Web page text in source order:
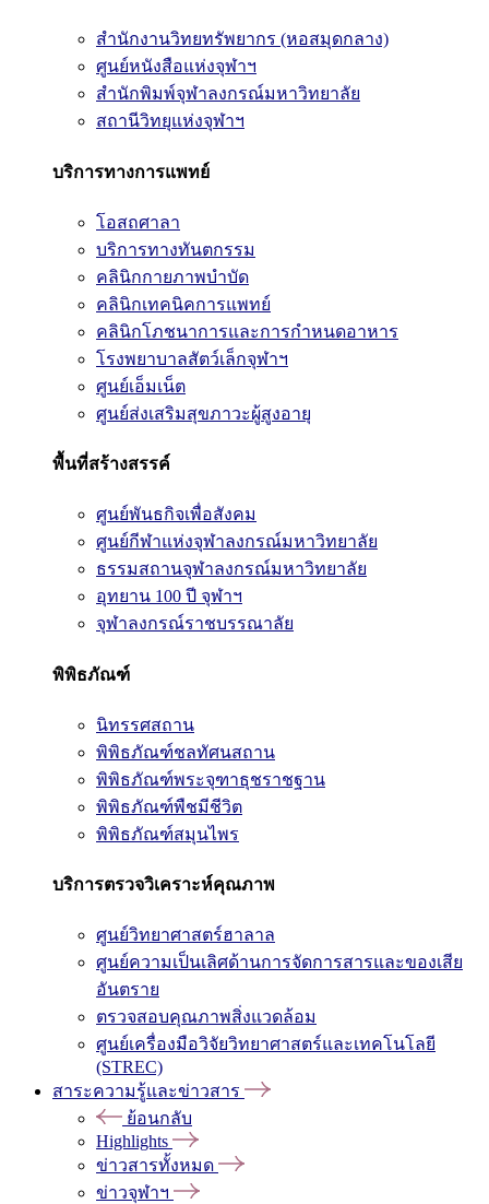
สำนักงานวิทยทรัพยากร (หอสมุดกลาง)
ศูนย์หนังสือแห่งจุฬาฯ
สำนักพิมพ์จุฬาลงกรณ์มหาวิทยาลัย
สถานีวิทยุแห่งจุฬาฯ
บริการทางการแพทย์
โอสถศาลา
บริการทางทันตกรรม
คลินิกกายภาพบำบัด
คลินิกเทคนิคการแพทย์
คลินิกโภชนาการและการกำหนดอาหาร
โรงพยาบาลสัตว์เล็กจุฬาฯ
ศูนย์เอ็มเน็ต
ศูนย์ส่งเสริมสุขภาวะผู้สูงอายุ
พื้นที่สร้างสรรค์
ศูนย์พันธกิจเพื่อสังคม
ศูนย์กีฬาแห่งจุฬาลงกรณ์มหาวิทยาลัย
ธรรมสถานจุฬาลงกรณ์มหาวิทยาลัย
อุทยาน 100 ปี จุฬาฯ
จุฬาลงกรณ์ราชบรรณาลัย
พิพิธภัณฑ์
นิทรรศสถาน
พิพิธภัณฑ์ชลทัศนสถาน
พิพิธภัณฑ์พระจุฑาธุชราชฐาน
พิพิธภัณฑ์พืชมีชีวิต
พิพิธภัณฑ์สมุนไพร
บริการตรวจวิเคราะห์คุณภาพ
ศูนย์วิทยาศาสตร์ฮาลาล
ศูนย์ความเป็นเลิศด้านการจัดการสารและของเสีย
อันตราย
ตรวจสอบคุณภาพสิ่งแวดล้อม
ศูนย์เครื่องมือวิจัยวิทยาศาสตร์และเทคโนโลยี
(STREC)
สาระความรู้และข่าวสาร
ย้อนกลับ
Highlights
ข่าวสารทั้งหมด
ข่าวจุฬาฯ